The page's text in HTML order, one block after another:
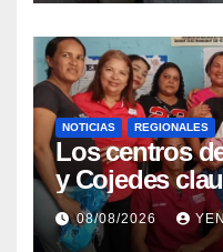
NOTICIAS REGIONALES
Los centros
y Cojedes
Semana
Materna
08/08/2026